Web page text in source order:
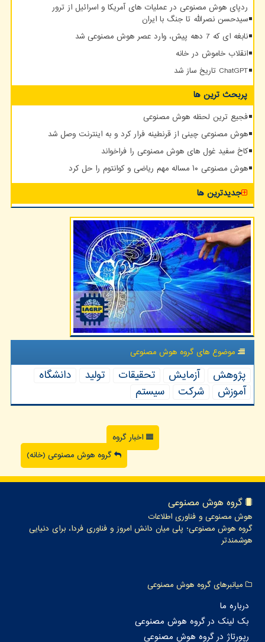
ردپای هوش مصنوعی در عملیات های آمریکا و اسرائیل از ترور
سیدحسن نصرالله تا جنگ با ایران
نابغه ای که 7 دهه پیش، وارد عصر هوش مصنوعی شد
انقلاب خاموش در خانه
ChatGPT تاریخ ساز شد
پربحث ترین ها
فجیع ترین لحظه هوش مصنوعی
هوش مصنوعی چینی از قرنطینه فرار کرد و به اینترنت وصل شد
کاخ سفید غول های هوش مصنوعی را فراخواند
هوش مصنوعی ۱۰ مساله مهم ریاضی و کوانتوم را حل کرد
جدیدترین ها
موضوع های گروه هوش مصنوعی
پژوهش آزمایش تحقیقات تولید
دانشگاه
آموزش
شركت سیستم
اخبار گروه
گروه هوش مصنوعی (خانه)
گروه هوش مصنوعی
هوش مصنوعی و فناوری اطلاعات
گروه هوش مصنوعی؛ پلی میان دانش امروز و فناوری فردا، برای دنیایی
هوشمندتر
میانبرهای گروه هوش مصنوعی
درباره ما
بک لینک در گروه هوش مصنوعی
رپورتاژ در گروه هوش مصنوعی